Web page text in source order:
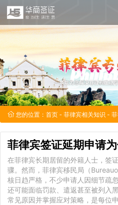
您的位置： 首页 - 菲律宾相关知识 -
菲律宾签证延期申请
在菲律宾长期居留的外籍人士，签
骤。然而，菲律宾移民局（
核日趋严格，不少申请人因细节疏
还可能面临罚款、遣返甚至被列入
常见原因并掌握应对策略，是每位